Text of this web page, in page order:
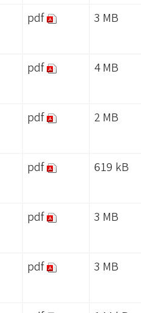
pdf 3 MB
pdf 4 MB
pdf 2 MB
pdf 619 kB
pdf 3 MB
pdf 3 MB